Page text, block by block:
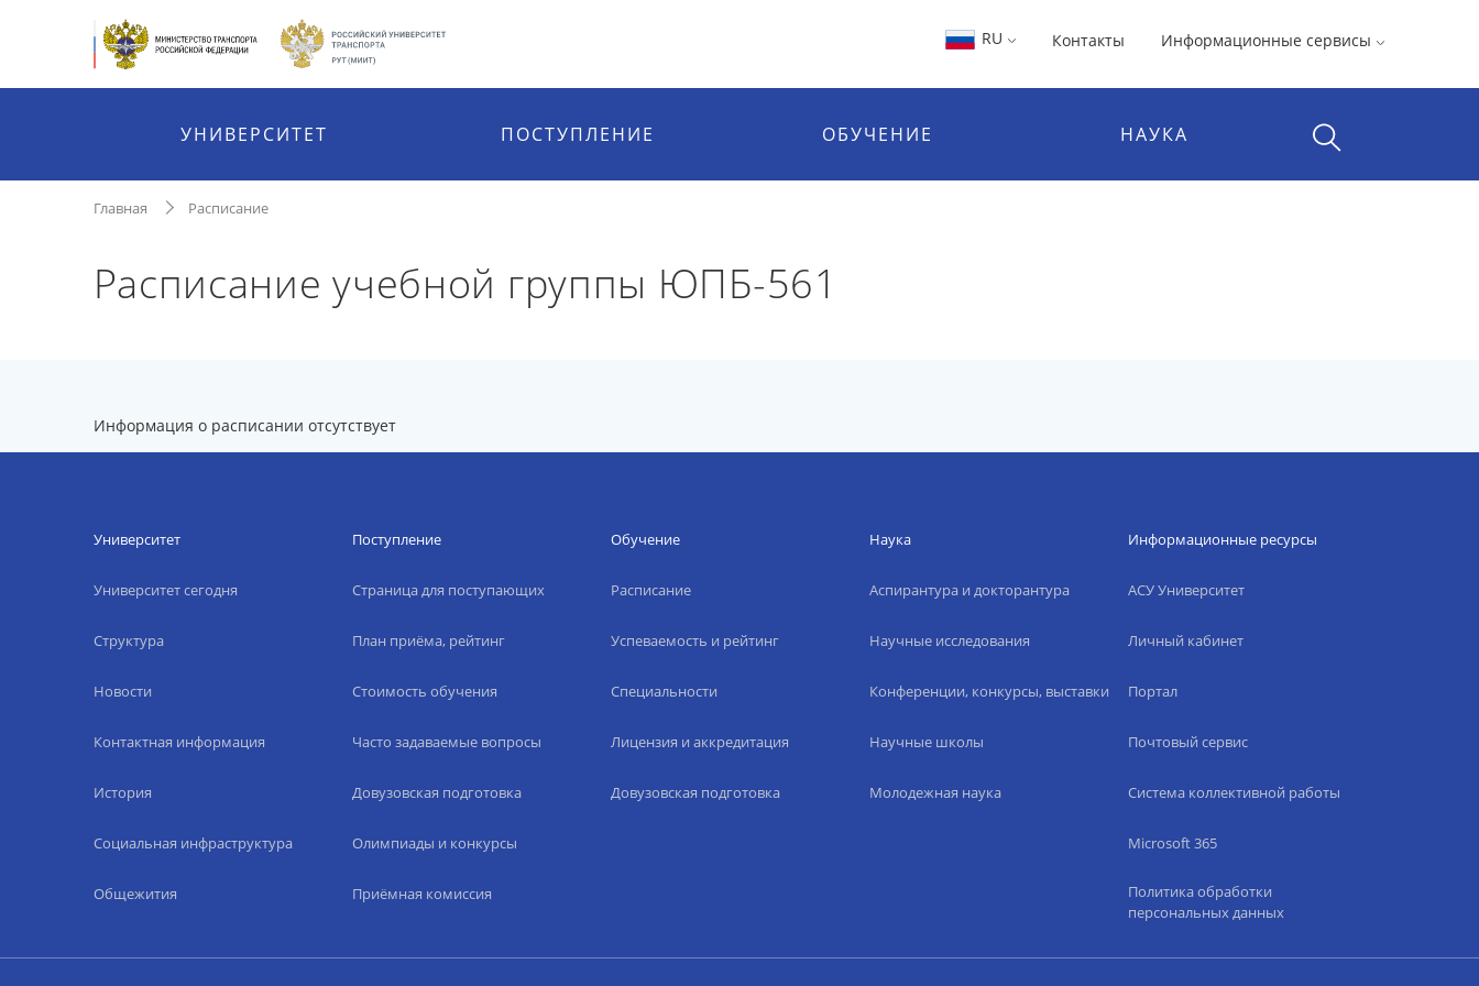
RU Контакты Информационные сервисы
УНИВЕРСИТЕТ ПОСТУПЛЕНИЕ ОБУЧЕНИЕ НАУКА
Главная Расписание
Расписание учебной группы ЮПБ-561
Информация о расписании отсутствует
Университет
Университет сегодня
Структура
Новости
Контактная информация
История
Социальная инфраструктура
Общежития
Поступление
Страница для поступающих
План приёма, рейтинг
Стоимость обучения
Часто задаваемые вопросы
Довузовская подготовка
Олимпиады и конкурсы
Приёмная комиссия
Обучение
Расписание
Успеваемость и рейтинг
Специальности
Лицензия и аккредитация
Довузовская подготовка
Наука
Аспирантура и докторантура
Научные исследования
Конференции, конкурсы, выставки
Научные школы
Молодежная наука
Информационные ресурсы
АСУ Университет
Личный кабинет
Портал
Почтовый сервис
Система коллективной работы
Microsoft 365
Политика обработки
персональных данных